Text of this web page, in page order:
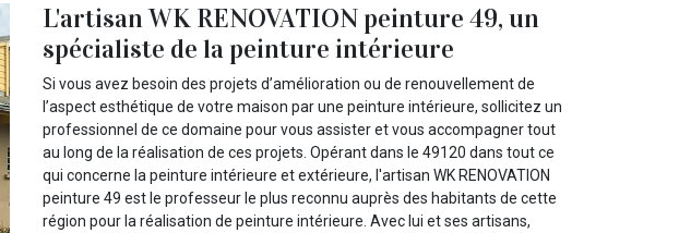
L'artisan WK RENOVATION peinture 49, un
spécialiste de la peinture intérieure
Si vous avez besoin des projets d’amélioration ou de renouvellement de
l’aspect esthétique de votre maison par une peinture intérieure, sollicitez un
professionnel de ce domaine pour vous assister et vous accompagner tout
au long de la réalisation de ces projets. Opérant dans le 49120 dans tout ce
qui concerne la peinture intérieure et extérieure, l'artisan WK RENOVATION
peinture 49 est le professeur le plus reconnu auprès des habitants de cette
région pour la réalisation de peinture intérieure. Avec lui et ses artisans,